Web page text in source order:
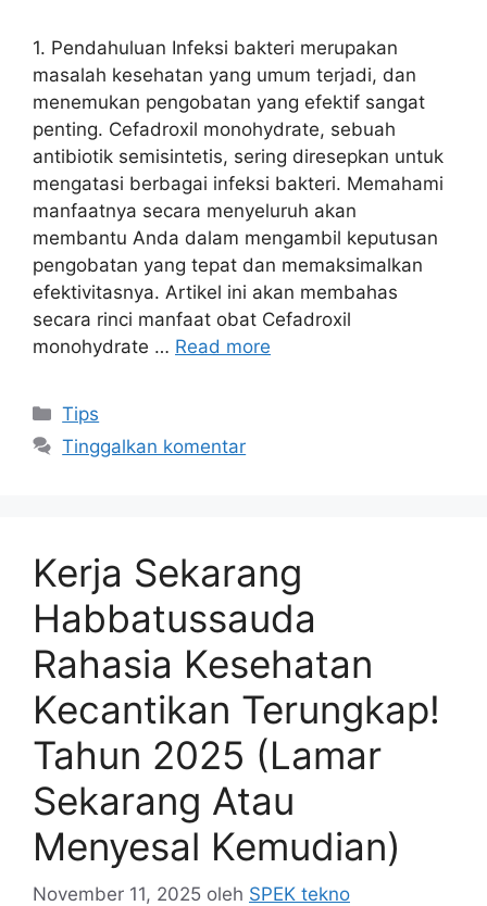
1. Pendahuluan Infeksi bakteri merupakan
masalah kesehatan yang umum terjadi, dan
menemukan pengobatan yang efektif sangat
penting. Cefadroxil monohydrate, sebuah
antibiotik semisintetis, sering diresepkan untuk
mengatasi berbagai infeksi bakteri. Memahami
manfaatnya secara menyeluruh akan
membantu Anda dalam mengambil keputusan
pengobatan yang tepat dan memaksimalkan
efektivitasnya. Artikel ini akan membahas
secara rinci manfaat obat Cefadroxil
monohydrate … Read more
Kategori
Tips
Tinggalkan komentar
Kerja Sekarang
Habbatussauda
Rahasia Kesehatan
Kecantikan Terungkap!
Tahun 2025 (Lamar
Sekarang Atau
Menyesal Kemudian)
November 11, 2025 oleh SPEK tekno